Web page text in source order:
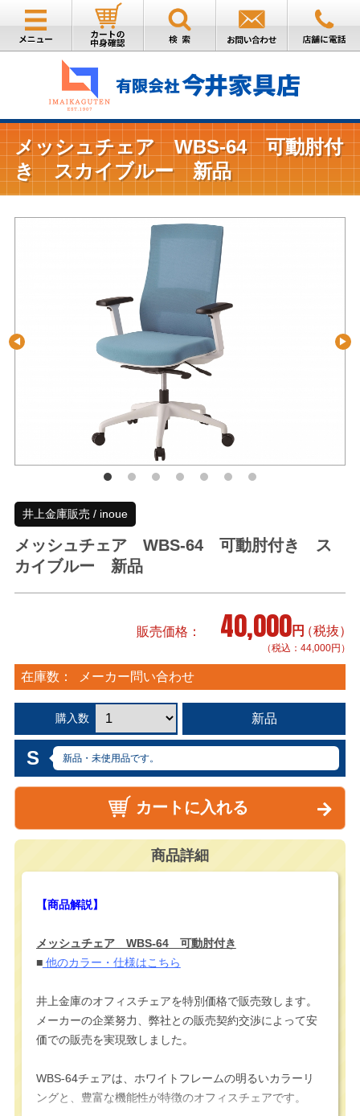
メッシュチェア WBS-64 可動肘付
き スカイブルー 新品
井上金庫販売 / inoue
メッシュチェア WBS-64 可動肘付き ス
カイブルー 新品
販売価格 40,000円（税抜）
（税込：44,000円）
在庫数： メーカー問い合わせ
購入数 新品
S 新品・未使用品です。
カートに入れる
商品詳細
【商品解説】
メッシュチェア WBS-64 可動肘付き
■他のカラー・仕様はこちら
井上金庫のオフィスチェアを特別価格で販売致します。
メーカーの企業努力、弊社との販売契約交渉によって安
価での販売を実現致しました。
WBS-64チェアは、ホワイトフレームの明るいカラーリ
ングと、豊富な機能性が特徴のオフィスチェアです。